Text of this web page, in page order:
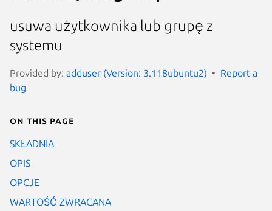
usuwa użytkownika lub grupę z
systemu
Provided by: adduser (Version: 3.118ubuntu2)
Report a
bug
On this page
SKŁADNIA
OPIS
OPCJE
WARTOŚĆ ZWRACANA